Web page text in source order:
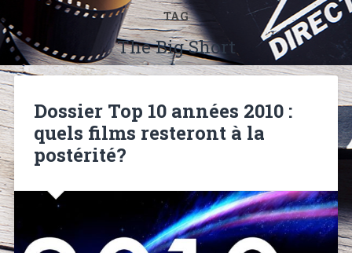
TAG
The Big Short
Dossier Top 10 années 2010 :
quels films resteront à la
postérité?